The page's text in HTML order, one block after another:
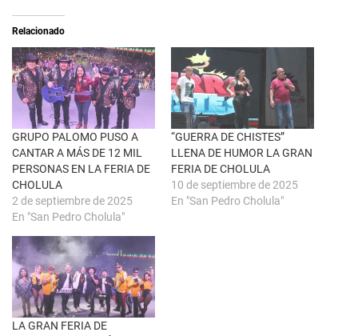
e
b
r
e
e
n
u
n
a
v
e
n
t
a
n
a
n
u
v
e
n
F
a
c
e
b
o
o
k
(
S
e
r
e
e
u
n
a
v
e
n
t
a
n
Relacionado
GRUPO PALOMO PUSO A
CANTAR A MÁS DE 12 MIL
PERSONAS EN LA FERIA DE
CHOLULA
2 de septiembre de 2025
En "San Pedro Cholula"
“GUERRA DE CHISTES”
LLENA DE HUMOR LA GRAN
FERIA DE CHOLULA
10 de septiembre de 2025
En "San Pedro Cholula"
LA GRAN FERIA DE